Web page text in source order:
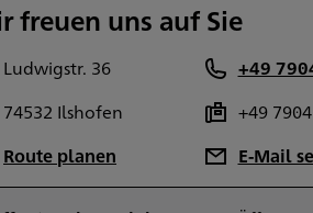
freuen uns auf Sie
Ludwigstr. 36
74532 Ilshofen
Route planen
+49
+49
E-Mail